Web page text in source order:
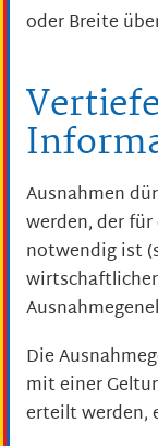
oder Breite
Ausnahmen
werden, der
notwendig ist
Die
mit einer
erteilt werden,